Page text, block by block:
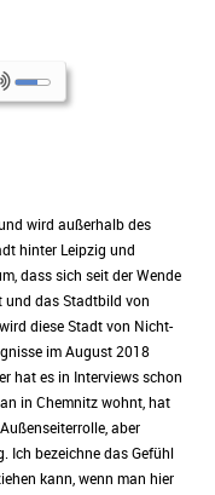
wird außerhalb des
hinter Leipzig und
dass sich seit der Wende
und das Stadtbild von
diese Stadt von Nicht-
im August 2018
hat es in Interviews schon
in Chemnitz wohnt, hat
aber
Ich bezeichne das Gefühl
kann, wenn man hier